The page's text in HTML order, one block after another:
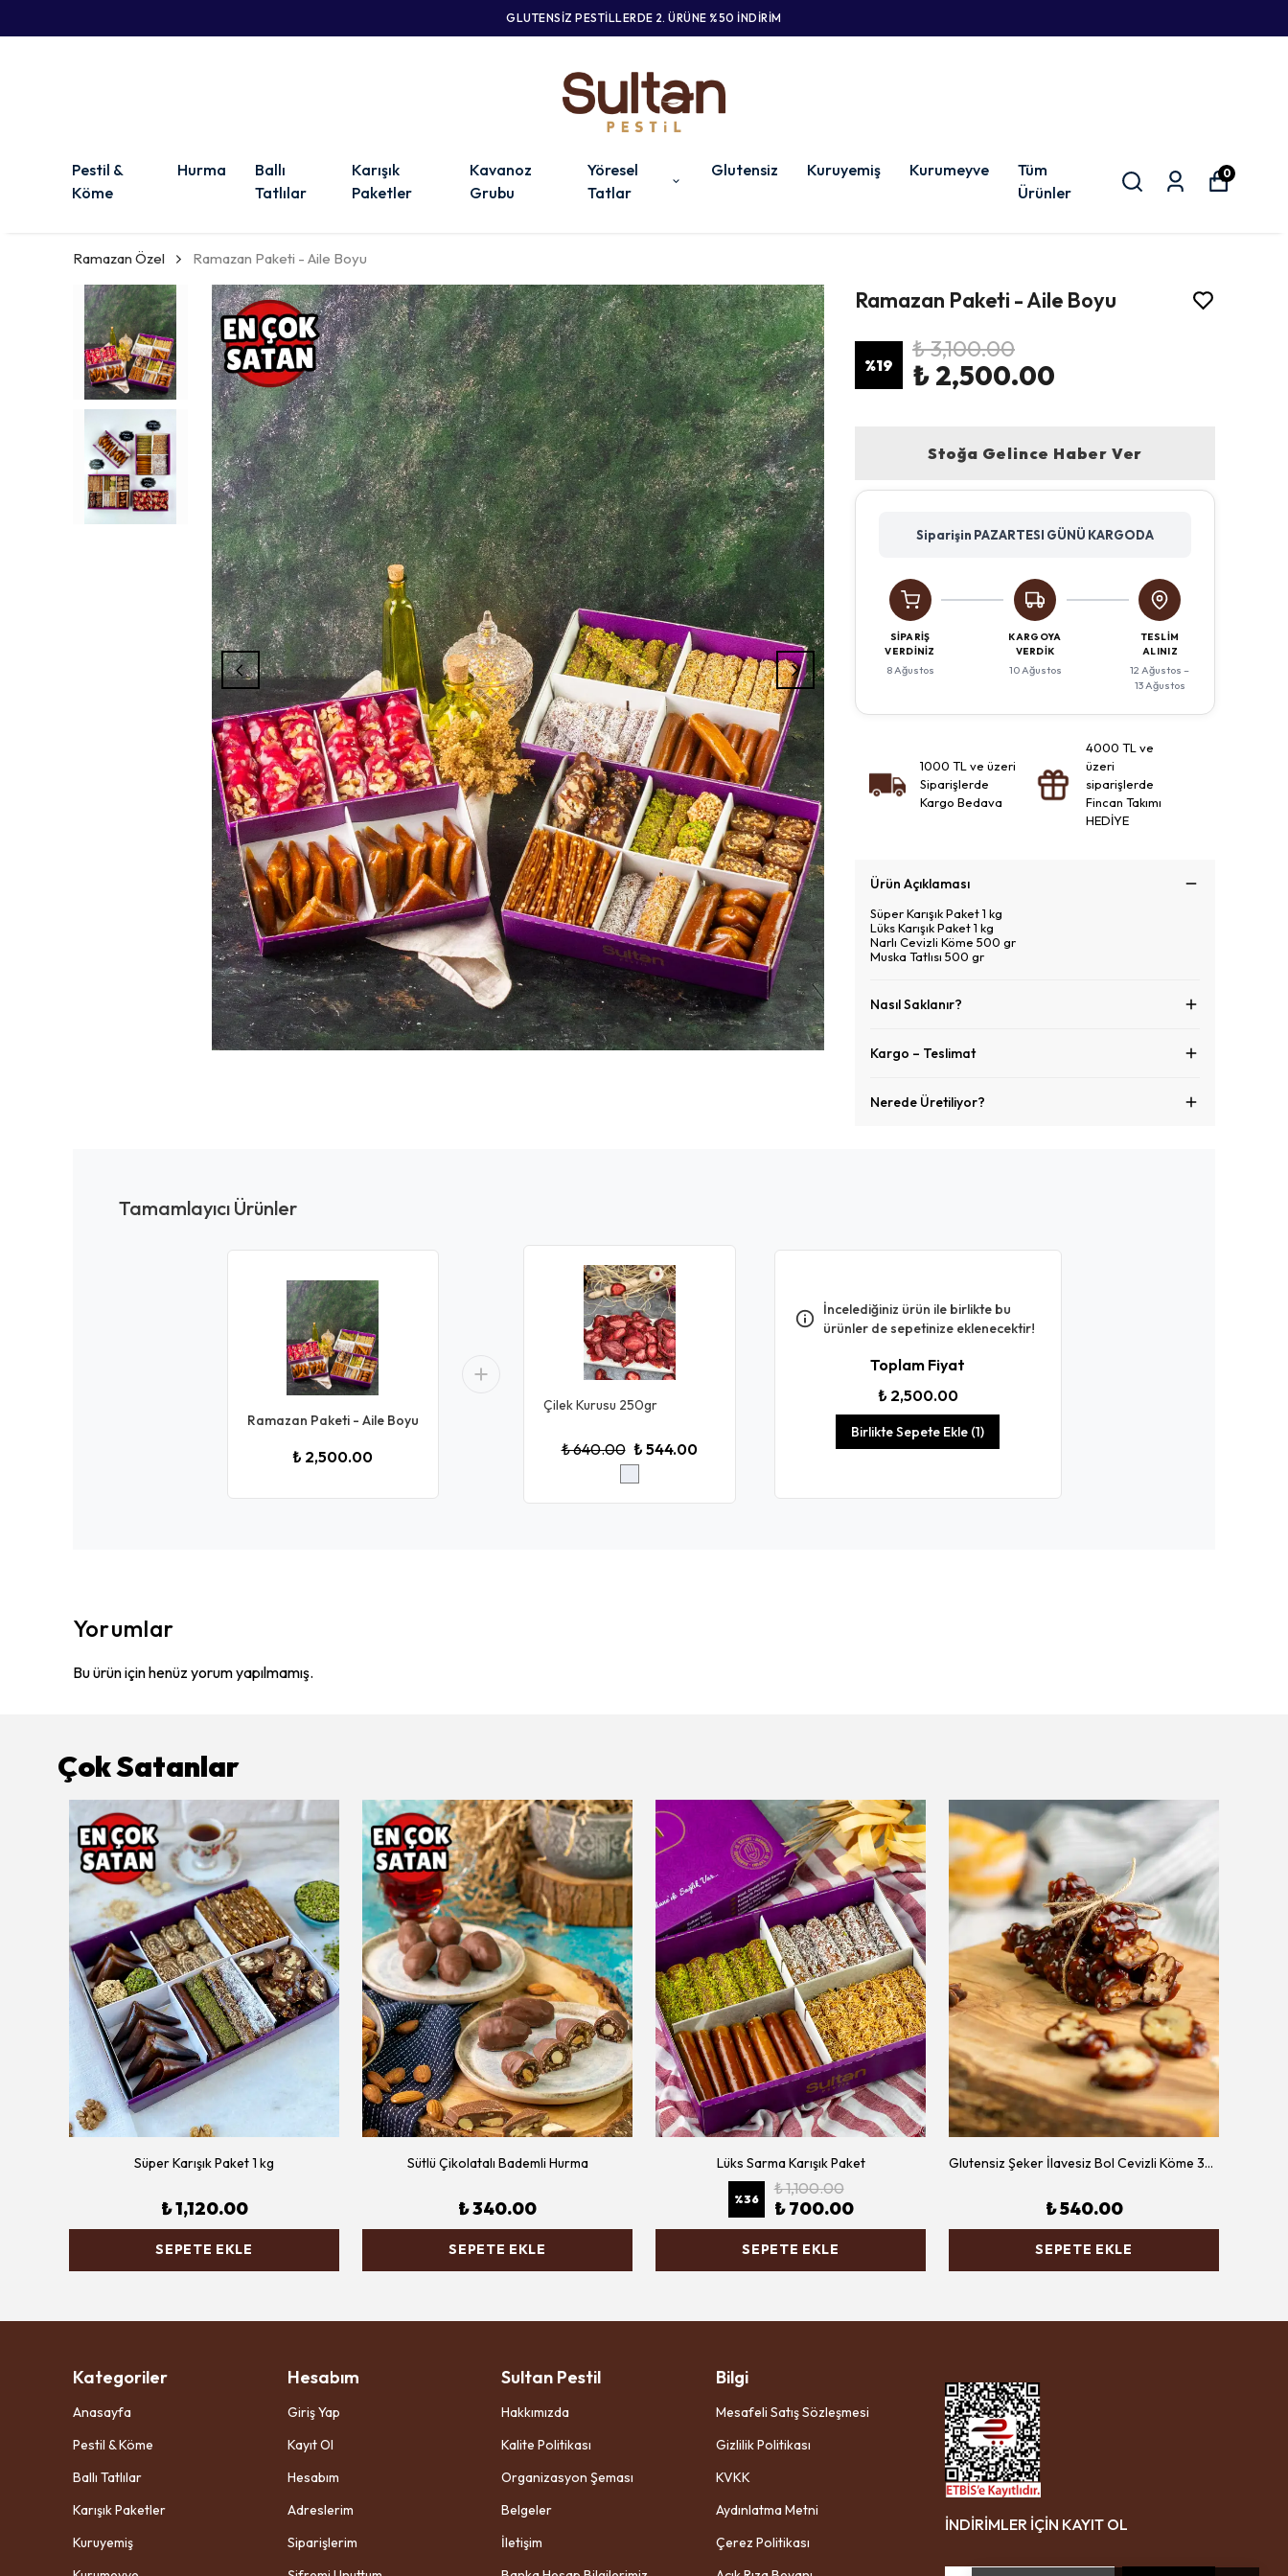
GLUTENSİZ PESTİLLERDE 2. ÜRÜNE %50 İNDİRİM
Pestil &
Köme
Hurma
Ballı
Tatlılar
Karışık
Paketler
Kavanoz
Grubu
Yöresel
Tatlar
Glutensiz Kuruyemiş Kurumeyve
Tüm
Ürünler
0
Ramazan Özel Ramazan Paketi - Aile Boyu
Ramazan Paketi - Aile Boyu
%19
₺ 3,100.00
₺ 2,500.00
Stoğa Gelince Haber Ver
Siparişin PAZARTESI GÜNÜ KARGODA
SIPARIŞ
VERDINIZ
8 Ağustos
KARGOYA
VERDIK
10 Ağustos
TESLIM
ALINIZ
12 Ağustos –
13 Ağustos
1000 TL ve üzeri
Siparişlerde
Kargo Bedava
4000 TL ve
üzeri
siparişlerde
Fincan Takımı
HEDİYE
Ürün Açıklaması
Süper Karışık Paket 1 kg
Lüks Karışık Paket 1 kg
Narlı Cevizli Köme 500 gr
Muska Tatlısı 500 gr
Nasıl Saklanır?
Kargo – Teslimat
Nerede Üretiliyor?
Tamamlayıcı Ürünler
Ramazan Paketi - Aile Boyu
₺ 2,500.00
Çilek Kurusu 250gr
₺ 640.00 ₺ 544.00
İncelediğiniz ürün ile birlikte bu
ürünler de sepetinize eklenecektir!
Toplam Fiyat
₺ 2,500.00
Birlikte Sepete Ekle (1)
Yorumlar
Bu ürün için henüz yorum yapılmamış.
Çok Satanlar
Süper Karışık Paket 1 kg
₺ 1,120.00
SEPETE EKLE
Sütlü Çikolatalı Bademli Hurma
₺ 340.00
SEPETE EKLE
Lüks Sarma Karışık Paket
%36
₺ 1,100.00
₺ 700.00
SEPETE EKLE
Glutensiz Şeker İlavesiz Bol Cevizli Köme 300 gr
₺ 540.00
SEPETE EKLE
Kategoriler
Anasayfa
Pestil & Köme
Ballı Tatlılar
Karışık Paketler
Kuruyemiş
Hesabım
Giriş Yap
Kayıt Ol
Hesabım
Adreslerim
Siparişlerim
Sultan Pestil
Hakkımızda
Kalite Politikası
Organizasyon Şeması
Belgeler
İletişim
Bilgi
Mesafeli Satış Sözleşmesi
Gizlilik Politikası
KVKK
Aydınlatma Metni
Çerez Politikası
İNDİRİMLER İÇİN KAYIT OL